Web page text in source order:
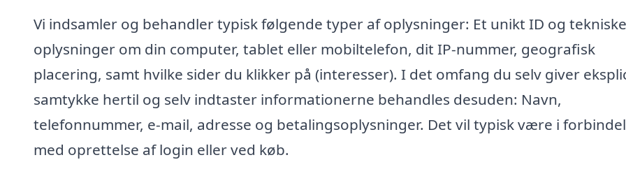
Vi indsamler og behandler typisk følgende typer af oplysninger: Et unikt ID og tekniske
oplysninger om din computer, tablet eller mobiltelefon, dit IP-nummer, geografisk
placering, samt hvilke sider du klikker på (interesser). I det omfang du selv giver
samtykke hertil og selv indtaster informationerne behandles desuden: Navn,
telefonnummer, e-mail, adresse og betalingsoplysninger. Det vil typisk være i
med oprettelse af login eller ved køb.